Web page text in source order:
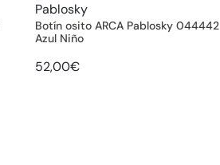
Pablosky
Botín osito ARCA Pablosky 044442
Azul Niño
52,00€